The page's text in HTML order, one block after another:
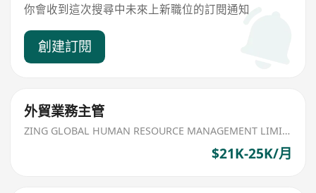
你會收到這次搜尋中未來上新職位的訂閱通知
創建訂閱
外貿業務主管
ZING GLOBAL HUMAN RESOURCE MANAGEMENT LIMITED
$21K-25K/月